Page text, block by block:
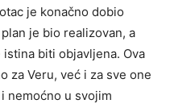
je konačno dobio
je bio realizovan, a
biti objavljena. Ova
za Veru, već i za sve one
nemoćno u svojim